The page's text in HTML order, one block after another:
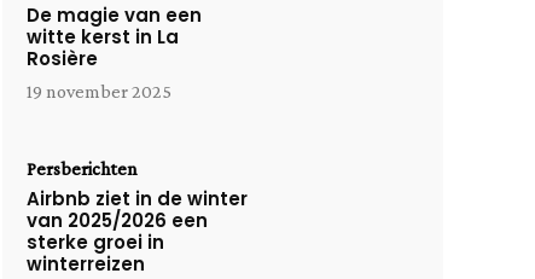
De magie van een
witte kerst in La
Rosière
19 november 2025
Persberichten
Airbnb ziet in de winter
van 2025/2026 een
sterke groei in
winterreizen